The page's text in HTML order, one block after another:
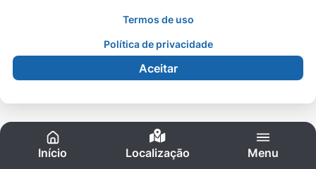
Início Localização Menu
Termos de uso
Política de privacidade
Aceitar